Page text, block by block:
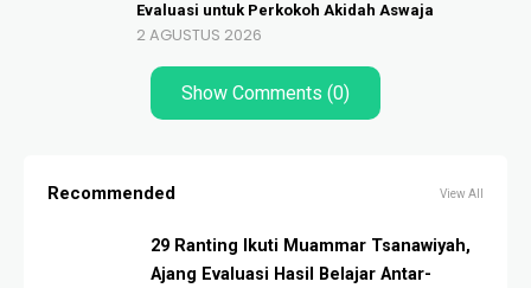
Evaluasi untuk Perkokoh Akidah Aswaja
2 AGUSTUS 2026
Show Comments (0)
Recommended View All
29 Ranting Ikuti Muammar Tsanawiyah,
Ajang Evaluasi Hasil Belajar Antar-